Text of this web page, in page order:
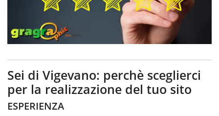
Sei di Vigevano: perchè sceglierci
per la realizzazione del tuo sito
ESPERIENZA